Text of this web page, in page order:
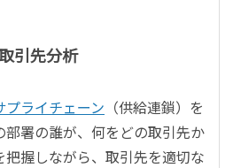
引先分析
プライチェーン （供給連鎖）を
署の誰が、何をどの取引先か
握しながら、取引先を適切な